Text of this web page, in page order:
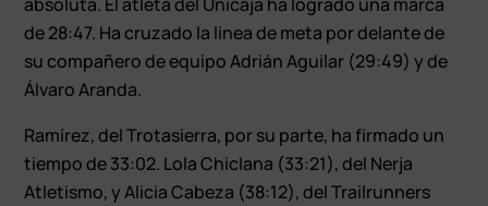
de 28:47. Ha cruzado la línea de meta por delante de
su compañero de equipo Adrián Aguilar (29:49) y de
Álvaro Aranda.
Ramírez, del Trotasierra, por su parte, ha firmado un
tiempo de 33:02. Lola Chiclana (33:21), del Nerja
Atletismo, y Alicia Cabeza (38:12), del Trailrunners